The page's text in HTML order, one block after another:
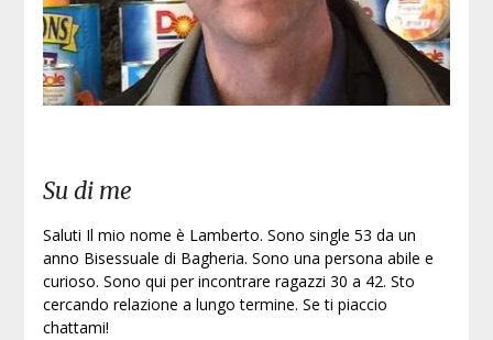
Su di me
Saluti Il mio nome è Lamberto. Sono single 53 da un
anno Bisessuale di Bagheria. Sono una persona abile e
curioso. Sono qui per incontrare ragazzi 30 a 42. Sto
cercando relazione a lungo termine. Se ti piaccio
chattami!